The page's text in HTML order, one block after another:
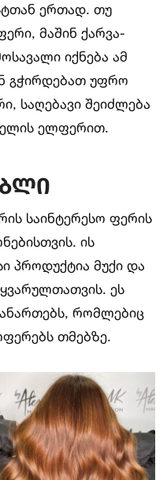
ერთად. თუ
მაშინ ქარვა-
იქნება ამ
გჭირდებათ უფრო
საღებავი შეიძლება
ელფერით.
საინტერესო ფერის
ის
პროდუქტია მუქი და
ეს
რომლებიც
თმებზე.